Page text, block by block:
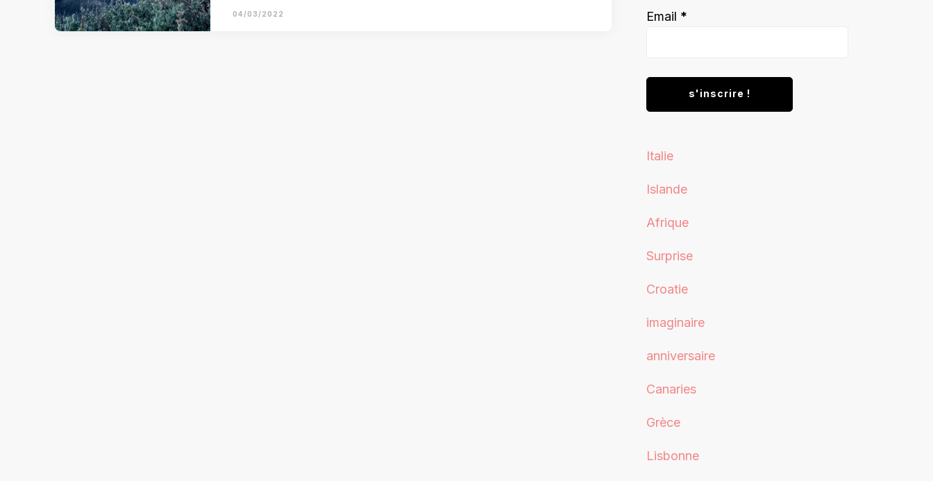
04/03/2022 Email *
Italie
Islande
Afrique
Surprise
Croatie
imaginaire
anniversaire
Canaries
Grèce
Lisbonne